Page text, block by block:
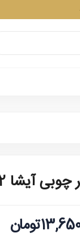
آیشا 2 طبقه